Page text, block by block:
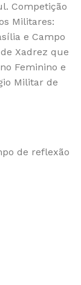
Competição
Militares:
e Campo
Xadrez que
Feminino e
Militar de
de reflexão